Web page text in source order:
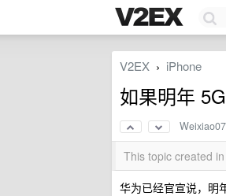
V2EX › iPhone
如果明年
This topic created
华为已经官宣说，明